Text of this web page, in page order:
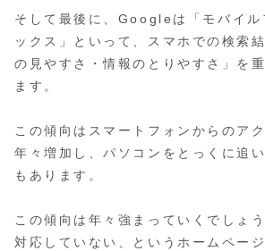
そして最後に、Googleは「モバイル
ックス」といって、スマホでの検索
の見やすさ・情報のとりやすさ」を
ます。
この傾向はスマートフォンからのア
年々増加し、パソコンをとっくに追
もあります。
この傾向は年々強まっていくでしょ
対応していない、というホームペー